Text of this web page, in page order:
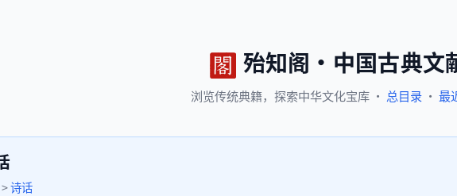
殆知阁 · 中国古典文
浏览传统典籍， 探索中华文化宝库 · 总目录 · 最
>诗话